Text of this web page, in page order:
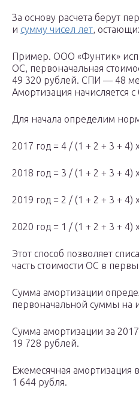
За основу расчета берут
и сумму чисел лет,
Пример. ООО «Фунтик»
ОС, первоначальная
49 320 рублей. СПИ — 48
Амортизация начисляется с
Для начала определим
2017 год = 4 / (1 + 2 + 3 + 4)
2018 год = 3 / (1 + 2 + 3 + 4)
2019 год = 2 / (1 + 2 + 3 + 4)
2020 год = 1 / (1 + 2 + 3 + 4)
Этот способ позволяет
часть стоимости ОС в
Сумма амортизации
первоначальной суммы на
Сумма амортизации за
19 728 рублей.
Ежемесячная амортизация
1 644 рубля.